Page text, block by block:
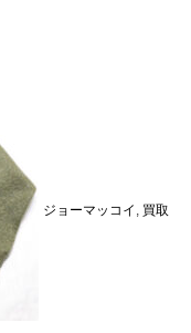
ジョーマッコイ 買取